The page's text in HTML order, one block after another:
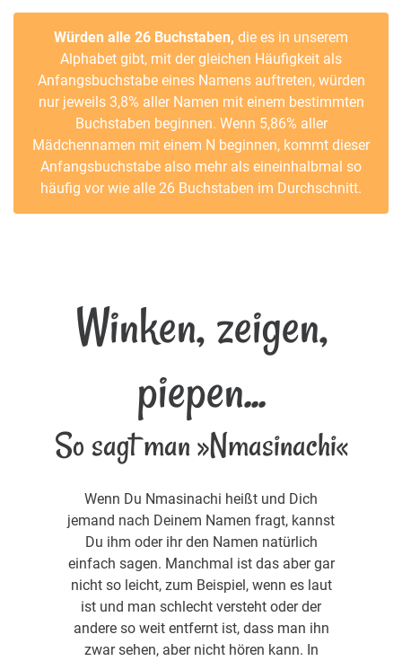
Würden alle 26 Buchstaben, die es in unserem
Alphabet gibt, mit der gleichen Häufigkeit als
Anfangsbuchstabe eines Namens auftreten, würden
nur jeweils 3,8% aller Namen mit einem bestimmten
Buchstaben beginnen. Wenn 5,86% aller
Mädchennamen mit einem N beginnen, kommt dieser
Anfangsbuchstabe also mehr als eineinhalbmal so
häufig vor wie alle 26 Buchstaben im Durchschnitt.
Winken, zeigen,
piepen...
So sagt man »Nmasinachi«
Wenn Du Nmasinachi heißt und Dich
jemand nach Deinem Namen fragt, kannst
Du ihm oder ihr den Namen natürlich
einfach sagen. Manchmal ist das aber gar
nicht so leicht, zum Beispiel, wenn es laut
ist und man schlecht versteht oder der
andere so weit entfernt ist, dass man ihn
zwar sehen, aber nicht hören kann. In